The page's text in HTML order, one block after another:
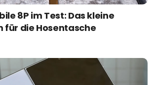
8P im Test: Das kleine
für die Hosentasche